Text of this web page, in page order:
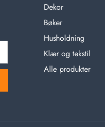
Dekor
Bøker
Husholdning
Klær og tekstil
Alle produkter